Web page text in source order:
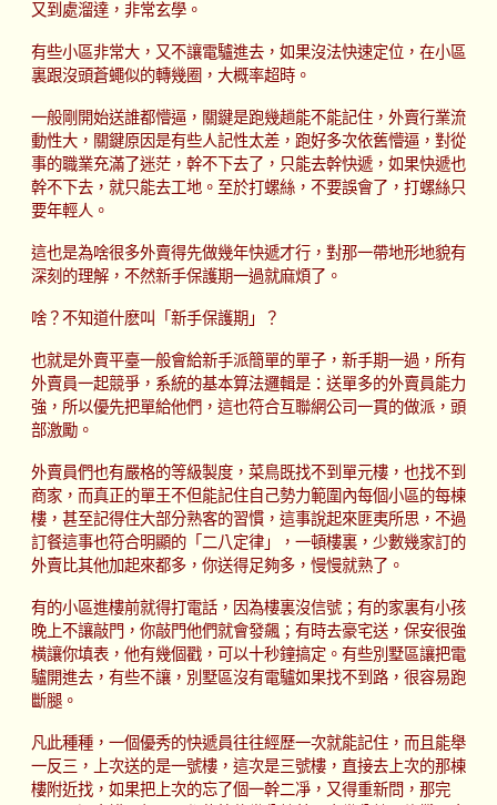
又到處溜達，非常玄學。
有些小區非常大，又不讓電驢進去，如果沒法快速定位，在小區
裏跟沒頭蒼蠅似的轉幾圈，大概率超時。
一般剛開始送誰都懵逼，關鍵是跑幾趟能不能記住，外賣行業流
動性大，關鍵原因是有些人記性太差，跑好多次依舊懵逼，對從
事的職業充滿了迷茫，幹不下去了，只能去幹快遞，如果快遞也
幹不下去，就只能去工地。至於打螺絲，不要誤會了，打螺絲只
要年輕人。
這也是為啥很多外賣得先做幾年快遞才行，對那一帶地形地貌有
深刻的理解，不然新手保護期一過就麻煩了。
啥？不知道什麽叫「新手保護期」？
也就是外賣平臺一般會給新手派簡單的單子，新手期一過，所有
外賣員一起競爭，系統的基本算法邏輯是：送單多的外賣員能力
強，所以優先把單給他們，這也符合互聯網公司一貫的做派，頭
部激勵。
外賣員們也有嚴格的等級製度，菜鳥既找不到單元樓，也找不到
商家，而真正的單王不但能記住自己勢力範圍內每個小區的每棟
樓，甚至記得住大部分熟客的習慣，這事說起來匪夷所思，不過
訂餐這事也符合明顯的「二八定律」，一頓樓裏，少數幾家訂的
外賣比其他加起來都多，你送得足夠多，慢慢就熟了。
有的小區進樓前就得打電話，因為樓裏沒信號；有的家裏有小孩
晚上不讓敲門，你敲門他們就會發飆；有時去豪宅送，保安很強
橫讓你填表，他有幾個戳，可以十秒鐘搞定。有些別墅區讓把電
驢開進去，有些不讓，別墅區沒有電驢如果找不到路，很容易跑
斷腿。
凡此種種，一個優秀的快遞員往往經歷一次就能記住，而且能舉
一反三，上次送的是一號樓，這次是三號樓，直接去上次的那棟
樓附近找，如果把上次的忘了個一幹二凈，又得重新問，那完